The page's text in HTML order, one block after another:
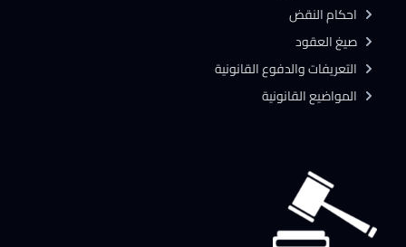
احكام النقض
صيغ العقود
التعريفات والدفوع القانونية
المواضيع القانونية